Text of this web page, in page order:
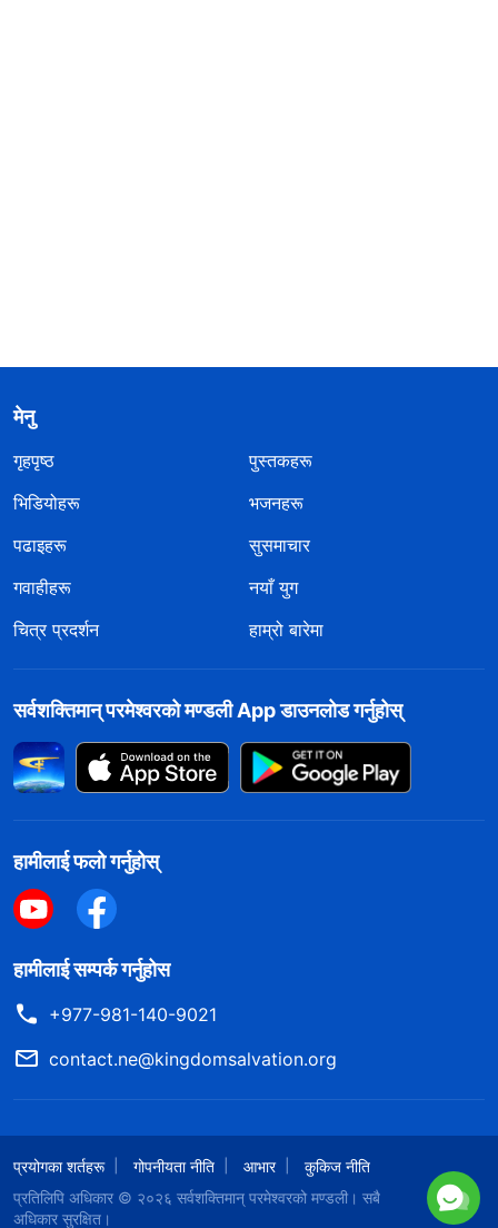
मेनु
गृहपृष्ठ
पुस्तकहरू
भिडियोहरू
भजनहरू
पढाइहरू
सुसमाचार
गवाहीहरू
नयाँ युग
चित्र प्रदर्शन
हाम्रो बारेमा
सर्वशक्तिमान्‌ परमेश्‍वरको मण्डली App डाउनलोड गर्नुहोस्
हामीलाई फलो गर्नुहोस्
हामीलाई सम्पर्क गर्नुहोस
+977-981-140-9021
contact.ne@kingdomsalvation.org
प्रयोगका शर्तहरू गोपनीयता नीति आभार
कुकिज नीति
प्रतिलिपि अधिकार © २०२६ सर्वशक्तिमान्‌ परमेश्‍वरको मण्डली । सबै
अधिकार सुरक्षित।